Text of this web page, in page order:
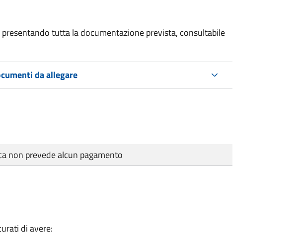
tutta la documentazione prevista, consultabile
da allegare
non prevede alcun pagamento
di avere: